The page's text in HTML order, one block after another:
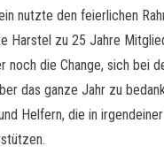
nutzte den feierlichen
Harstel zu 25 Jahre
noch die Change, sich bei
das ganze Jahr zu
Helfern, die in